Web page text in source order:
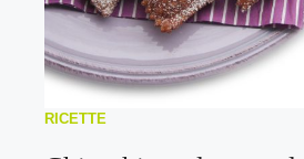
RICETTE